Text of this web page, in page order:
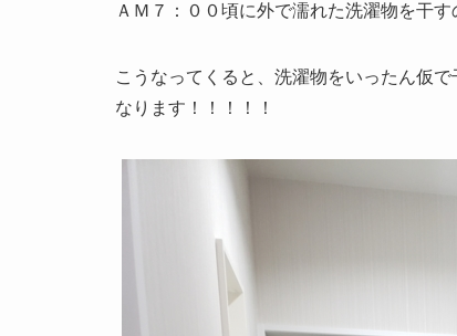
ＡＭ７：００頃に外で濡れた洗濯物を干す
こうなってくると、洗濯物をいったん仮で
なります！！！！！